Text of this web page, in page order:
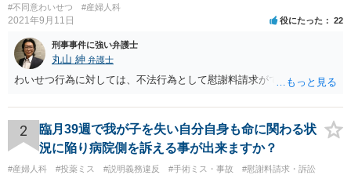
#不同意わいせつ #産婦人科
2021年9月11日 役にたった 22
刑事事件に強い弁護士
丸山 紳 弁護士
わいせつ行為に対しては、不法行為として慰謝料請求ができます。
2
臨月39週で我が子を失い自分自身も命に関わる状
況に陥り病院側を訴える事が出来ますか？
#産婦人科 #投薬ミス #説明義務違反 #手術ミス・事故
#慰謝料請求・訴訟